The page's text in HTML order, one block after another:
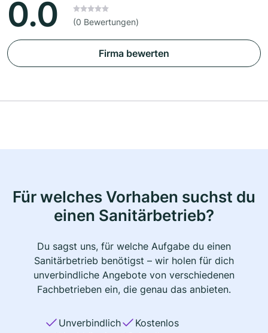
0.0 (0 Bewertungen)
Firma bewerten
Für welches Vorhaben suchst du
einen Sanitärbetrieb?
Du sagst uns, für welche Aufgabe du einen
Sanitärbetrieb benötigst – wir holen für dich
unverbindliche Angebote von verschiedenen
Fachbetrieben ein, die genau das anbieten.
Unverbindlich
Kostenlos